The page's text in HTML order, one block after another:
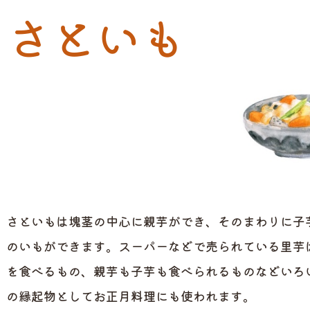
さといも
さといもは塊茎の中心に親芋ができ、そのまわりに
のいもができます。スーパーなどで売られている里
を食べるもの、親芋も子芋も食べられるものなどい
の縁起物としてお正月料理にも使われます。